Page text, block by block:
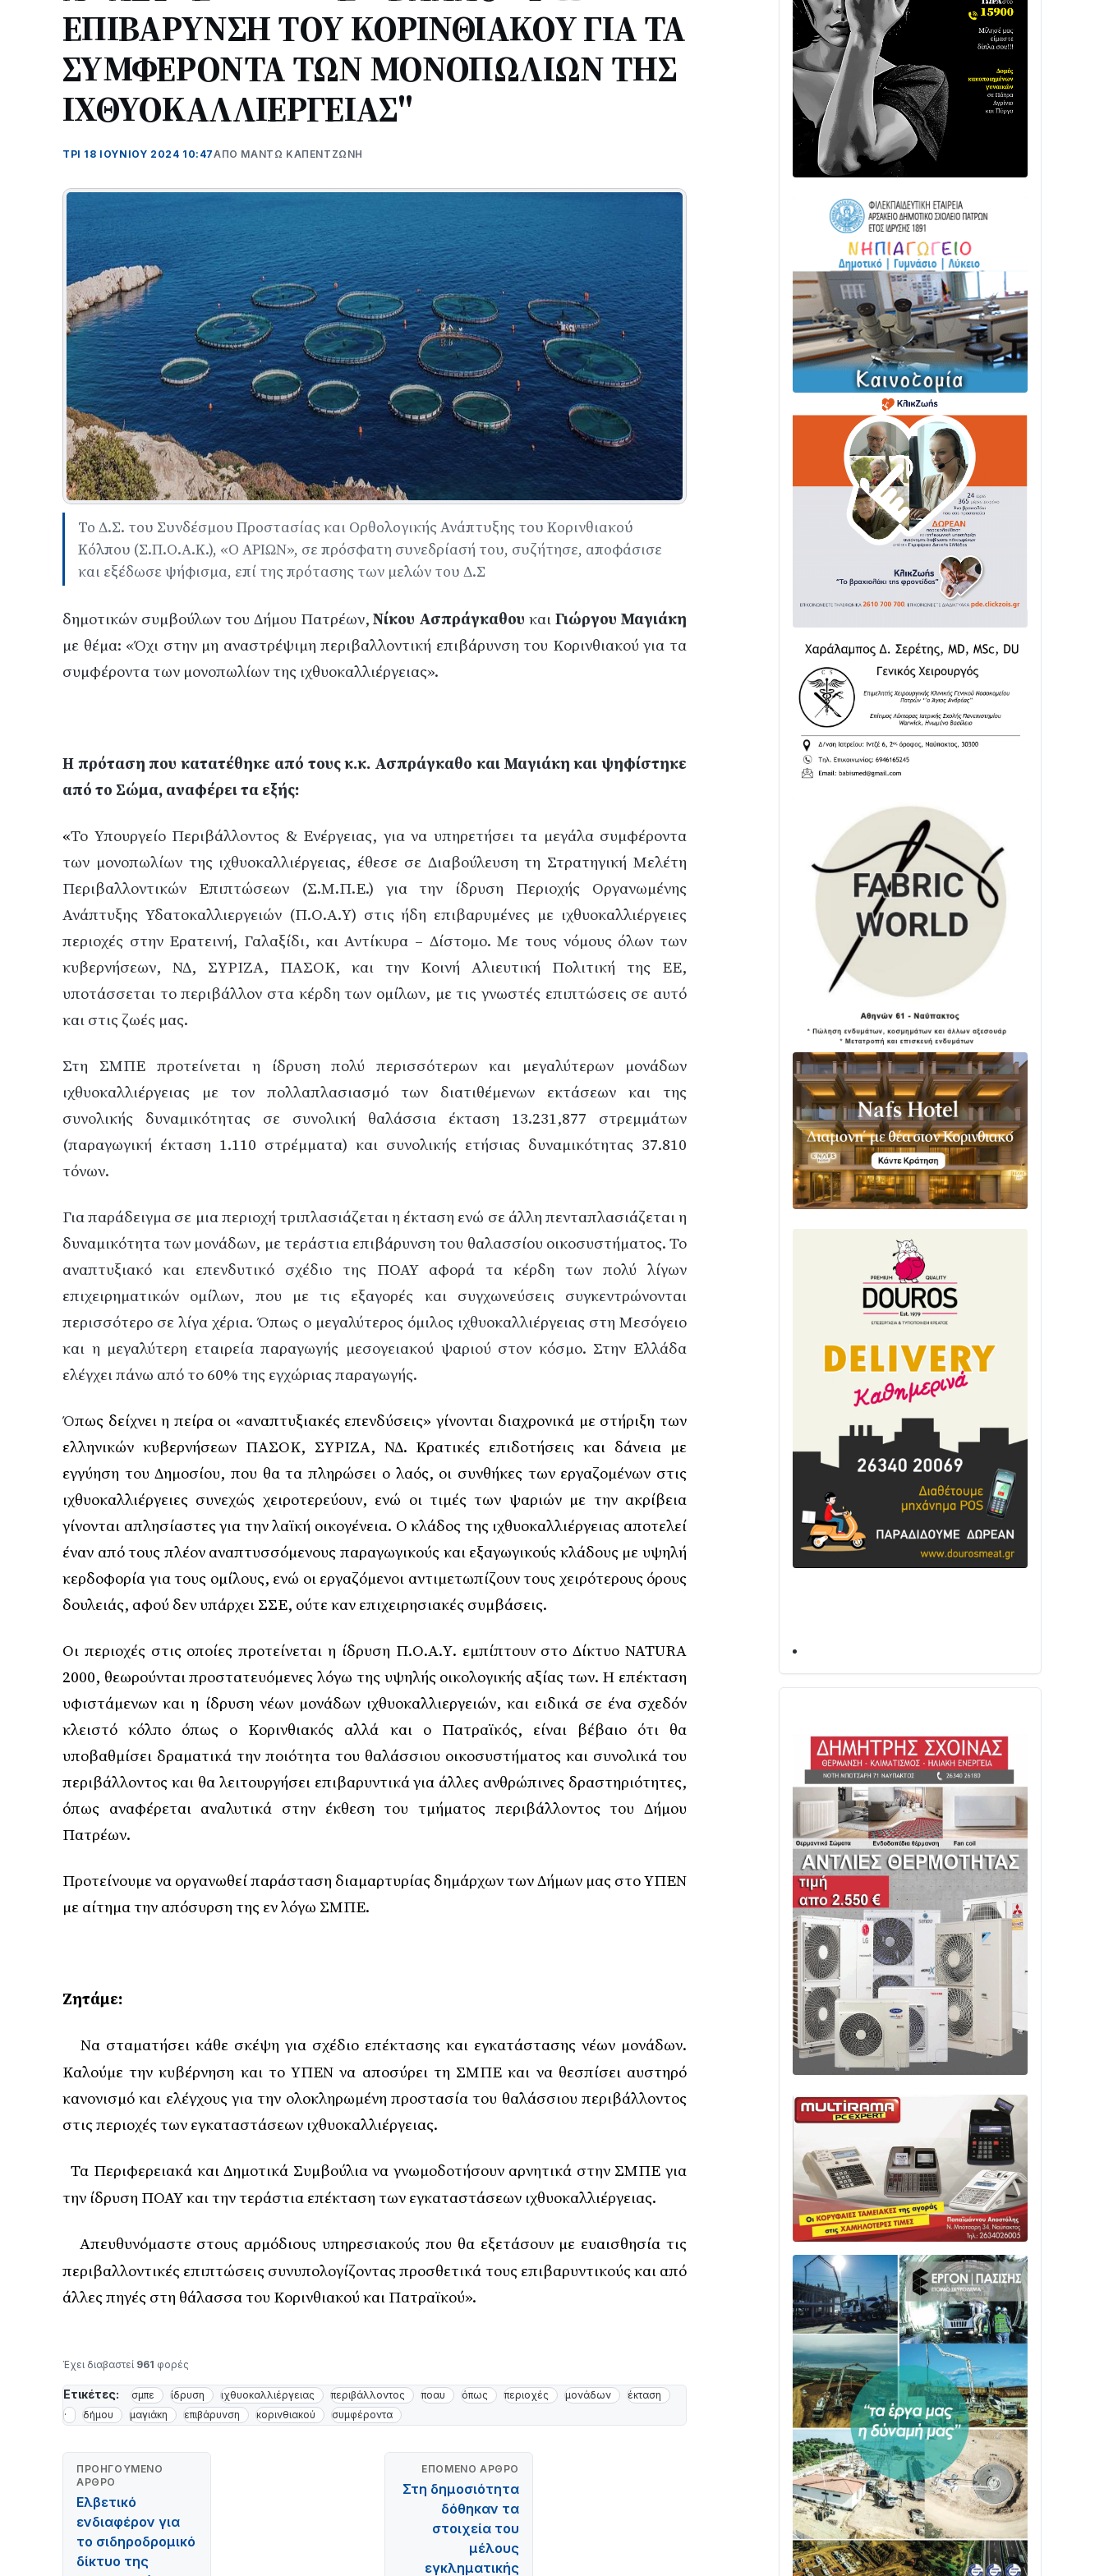
ΕΠΙΒΑΡΥΝΣΗ ΤΟΥ ΚΟΡΙΝΘΙΑΚΟΥ ΓΙΑ ΤΑ
ΣΥΜΦΕΡΟΝΤΑ ΤΩΝ ΜΟΝΟΠΩΛΙΩΝ ΤΗΣ
ΙΧΘΥΟΚΑΛΛΙΕΡΓΕΙΑΣ''
ΤΡΊ 18 ΙΟΥΝΊΟΥ 2024 10:47ΑΠΌ ΜΑΝΤΩ ΚΑΠΕΝΤΖΩΝΗ
Το Δ.Σ. του Συνδέσμου Προστασίας και Ορθολογικής Ανάπτυξης του Κορινθιακού
Κόλπου (Σ.Π.Ο.Α.Κ.), «Ο ΑΡΙΩΝ», σε πρόσφατη συνεδρίασή του, συζήτησε, αποφάσισε
και εξέδωσε ψήφισμα, επί της πρότασης των μελών του Δ.Σ
δημοτικών συμβούλων του Δήμου Πατρέων,Νίκου ΑσπράγκαθουκαιΓιώργου Μαγιάκη
με θέμα: «Όχι στην μη αναστρέψιμη περιβαλλοντική επιβάρυνση του Κορινθιακού για τα
συμφέροντα των μονοπωλίων της ιχθυοκαλλιέργειας».
Η πρόταση που κατατέθηκε από τους κ.κ. Ασπράγκαθο και Μαγιάκη και ψηφίστηκε
από το Σώμα, αναφέρει τα εξής:
«Το Υπουργείο Περιβάλλοντος & Ενέργειας, για να υπηρετήσει τα μεγάλα συμφέροντα
των μονοπωλίων της ιχθυοκαλλιέργειας, έθεσε σε Διαβούλευση τη Στρατηγική Μελέτη
Περιβαλλοντικών Επιπτώσεων (Σ.Μ.Π.Ε.) για την ίδρυση Περιοχής Οργανωμένης
Ανάπτυξης Υδατοκαλλιεργειών (Π.Ο.Α.Υ) στις ήδη επιβαρυμένες με ιχθυοκαλλιέργειες
περιοχές στην Ερατεινή, Γαλαξίδι, και Αντίκυρα – Δίστομο. Με τους νόμους όλων των
κυβερνήσεων, ΝΔ, ΣΥΡΙΖΑ, ΠΑΣΟΚ, και την Κοινή Αλιευτική Πολιτική της ΕΕ,
υποτάσσεται το περιβάλλον στα κέρδη των ομίλων, με τις γνωστές επιπτώσεις σε αυτό
και στις ζωές μας.
Στη ΣΜΠΕ προτείνεται η ίδρυση πολύ περισσότερων και μεγαλύτερων μονάδων
ιχθυοκαλλιέργειας με τον πολλαπλασιασμό των διατιθέμενων εκτάσεων και της
συνολικής δυναμικότητας σε συνολική θαλάσσια έκταση 13.231,877 στρεμμάτων
(παραγωγική έκταση 1.110 στρέμματα) και συνολικής ετήσιας δυναμικότητας 37.810
τόνων.
Για παράδειγμα σε μια περιοχή τριπλασιάζεται η έκταση ενώ σε άλλη πενταπλασιάζεται η
δυναμικότητα των μονάδων, με τεράστια επιβάρυνση του θαλασσίου οικοσυστήματος. Το
αναπτυξιακό και επενδυτικό σχέδιο της ΠΟΑΥ αφορά τα κέρδη των πολύ λίγων
επιχειρηματικών ομίλων, που με τις εξαγορές και συγχωνεύσεις συγκεντρώνονται
περισσότερο σε λίγα χέρια. Όπως ο μεγαλύτερος όμιλος ιχθυοκαλλιέργειας στη Μεσόγειο
και η μεγαλύτερη εταιρεία παραγωγής μεσογειακού ψαριού στον κόσμο. Στην Ελλάδα
ελέγχει πάνω από το 60% της εγχώριας παραγωγής.
Όπως δείχνει η πείρα οι «αναπτυξιακές επενδύσεις» γίνονται διαχρονικά με στήριξη των
ελληνικών κυβερνήσεων ΠΑΣΟΚ, ΣΥΡΙΖΑ, ΝΔ. Κρατικές επιδοτήσεις και δάνεια με
εγγύηση του Δημοσίου, που θα τα πληρώσει ο λαός, οι συνθήκες των εργαζομένων στις
ιχθυοκαλλιέργειες συνεχώς χειροτερεύουν, ενώ οι τιμές των ψαριών με την ακρίβεια
γίνονται απλησίαστες για την λαϊκή οικογένεια. Ο κλάδος της ιχθυοκαλλιέργειας αποτελεί
έναν από τους πλέον αναπτυσσόμενους παραγωγικούς και εξαγωγικούς κλάδους με υψηλή
κερδοφορία για τους ομίλους, ενώ οι εργαζόμενοι αντιμετωπίζουν τους χειρότερους όρους
δουλειάς, αφού δεν υπάρχει ΣΣΕ, ούτε καν επιχειρησιακές συμβάσεις.
Οι περιοχές στις οποίες προτείνεται η ίδρυση Π.Ο.Α.Υ. εμπίπτουν στο Δίκτυο NATURA
2000, θεωρούνται προστατευόμενες λόγω της υψηλής οικολογικής αξίας των. Η επέκταση
υφιστάμενων και η ίδρυση νέων μονάδων ιχθυοκαλλιεργειών, και ειδικά σε ένα σχεδόν
κλειστό κόλπο όπως ο Κορινθιακός αλλά και ο Πατραϊκός, είναι βέβαιο ότι θα
υποβαθμίσει δραματικά την ποιότητα του θαλάσσιου οικοσυστήματος και συνολικά του
περιβάλλοντος και θα λειτουργήσει επιβαρυντικά για άλλες ανθρώπινες δραστηριότητες,
όπως αναφέρεται αναλυτικά στην έκθεση του τμήματος περιβάλλοντος του Δήμου
Πατρέων.
Προτείνουμε να οργανωθεί παράσταση διαμαρτυρίας δημάρχων των Δήμων μας στο ΥΠΕΝ
με αίτημα την απόσυρση της εν λόγω ΣΜΠΕ.
Ζητάμε:
Να σταματήσει κάθε σκέψη για σχέδιο επέκτασης και εγκατάστασης νέων μονάδων.
Καλούμε την κυβέρνηση και το ΥΠΕΝ να αποσύρει τη ΣΜΠΕ και να θεσπίσει αυστηρό
κανονισμό και ελέγχους για την ολοκληρωμένη προστασία του θαλάσσιου περιβάλλοντος
στις περιοχές των εγκαταστάσεων ιχθυοκαλλιέργειας.
Τα Περιφερειακά και Δημοτικά Συμβούλια να γνωμοδοτήσουν αρνητικά στην ΣΜΠΕ για
την ίδρυση ΠΟΑΥ και την τεράστια επέκταση των εγκαταστάσεων ιχθυοκαλλιέργειας.
Απευθυνόμαστε στους αρμόδιους υπηρεσιακούς που θα εξετάσουν με ευαισθησία τις
περιβαλλοντικές επιπτώσεις συνυπολογίζοντας προσθετικά τους επιβαρυντικούς και από
άλλες πηγές στη θάλασσα του Κορινθιακού και Πατραϊκού».
Έχει διαβαστεί 961 φορές
Ετικέτες: σμπε ίδρυση ιχθυοκαλλιέργειας περιβάλλοντος ποαυ όπως περιοχές μονάδων
έκταση
·
δήμου μαγιάκη επιβάρυνση κορινθιακού συμφέροντα
ΠΡΟΗΓΟΎΜΕΝΟ
ΆΡΘΡΟ
Ελβετικό
ενδιαφέρον για
το σιδηροδρομικό
δίκτυο της
ΕΠΌΜΕΝΟ ΆΡΘΡΟ
Στη δημοσιότητα
δόθηκαν τα
στοιχεία του
μέλους
εγκληματικής